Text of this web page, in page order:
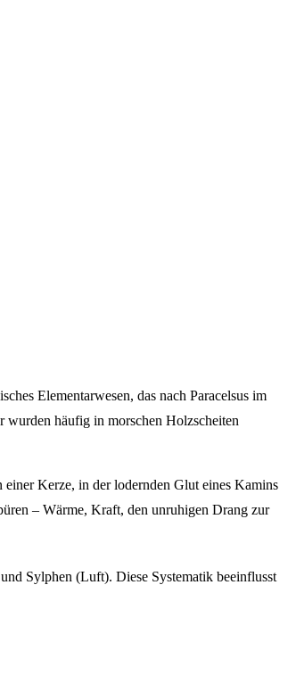
Elementarwesen, das nach Paracelsus im
wurden häufig in morschen Holzscheiten
einer Kerze, in der lodernden Glut eines Kamins
– Wärme, Kraft, den unruhigen Drang zur
Sylphen (Luft). Diese Systematik beeinflusst